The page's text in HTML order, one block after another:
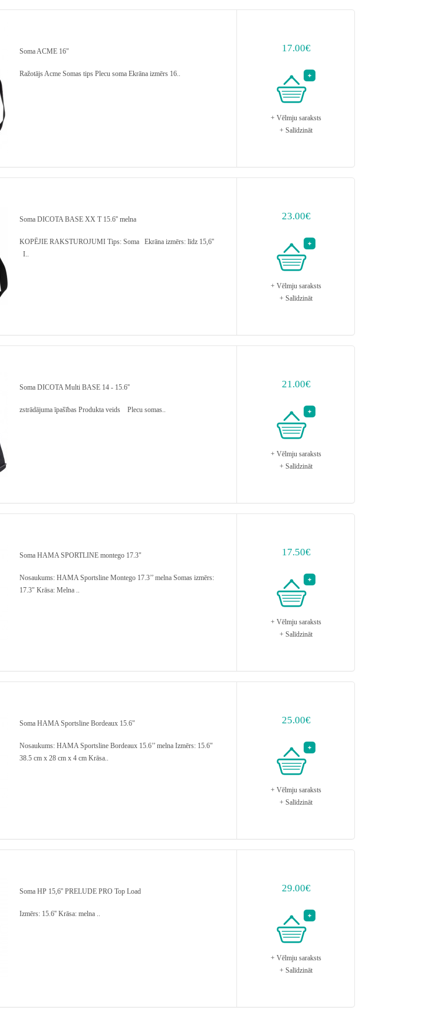
Soma ACME 16"
Ražotājs Acme Somas tips Plecu soma Ekrāna izmērs 16..
17.00€
+ Vēlmju saraksts
+ Salīdzināt
Soma DICOTA BASE XX T 15.6'' melna
KOPĒJIE RAKSTUROJUMI Tips: Soma Ekrāna izmērs: līdz 15,6''
I..
23.00€
+ Vēlmju saraksts
+ Salīdzināt
Soma DICOTA Multi BASE 14 - 15.6''
zstrādājuma īpašības Produkta veids Plecu somas..
21.00€
+ Vēlmju saraksts
+ Salīdzināt
Soma HAMA SPORTLINE montego 17.3"
Nosaukums: HAMA Sportsline Montego 17.3’’ melna Somas izmērs:
17.3" Krāsa: Melna ..
17.50€
+ Vēlmju saraksts
+ Salīdzināt
Soma HAMA Sportsline Bordeaux 15.6"
Nosaukums: HAMA Sportsline Bordeaux 15.6’’ melna Izmērs: 15.6"
38.5 cm x 28 cm x 4 cm Krāsa..
25.00€
+ Vēlmju saraksts
+ Salīdzināt
Soma HP 15,6'' PRELUDE PRO Top Load
Izmērs: 15.6'' Krāsa: melna ..
29.00€
+ Vēlmju saraksts
+ Salīdzināt